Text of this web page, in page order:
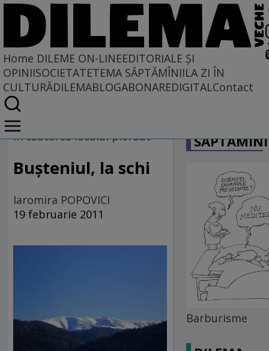
Home DILEME ON-LINEEDITORIALE ȘI
OPINIISOCIETATETEMA SĂPTĂMÎNIILA ZI ÎN
CULTURĂDILEMABLOGABONAREDIGITALContact
Home
Dileme on-line
În căutarea locului pierdut
Bușteniul, la schi
Iaromira POPOVICI
19 februarie 2011
Barburisme